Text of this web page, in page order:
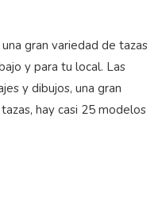
gran variedad de tazas
y para tu local. Las
y dibujos, una gran
hay casi 25 modelos